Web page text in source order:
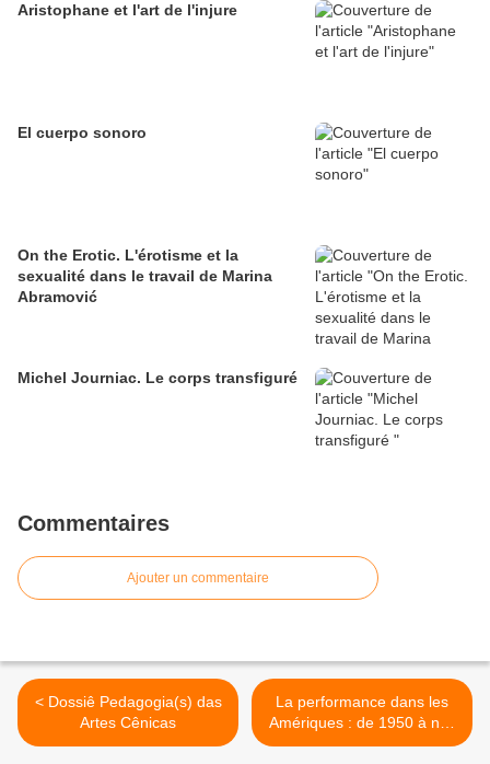
Aristophane et l'art de l'injure
El cuerpo sonoro
On the Erotic. L'érotisme et la
sexualité dans le travail de Marina
Abramović
Michel Journiac. Le corps transfiguré
Commentaires
Ajouter un commentaire
< Dossiê Pedagogia(s) das
Artes Cênicas
La performance dans les
Amériques : de 1950 à nos
jours >